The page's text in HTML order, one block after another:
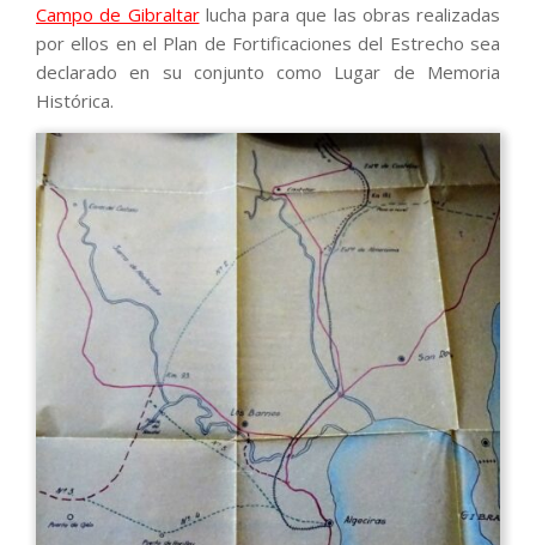
Campo de Gibraltarlucha para que las obras realizadas
por ellos en el Plan de Fortificaciones del Estrecho sea
declarado en su conjunto como Lugar de Memoria
Histórica.